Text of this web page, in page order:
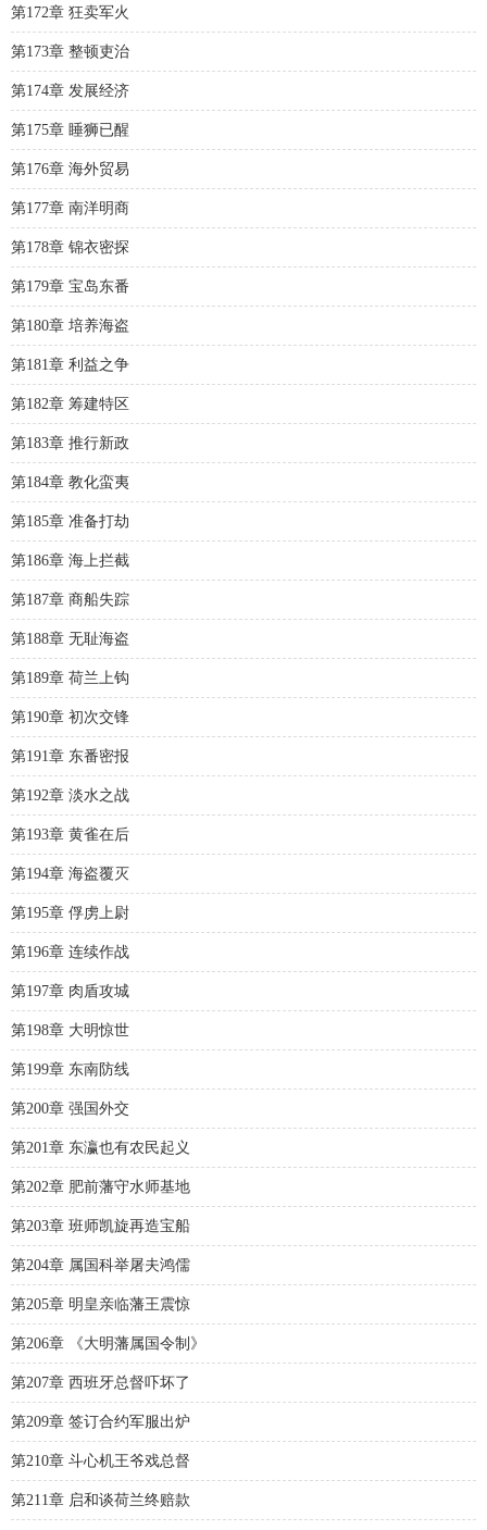
第172章 狂卖军火
第173章 整顿吏治
第174章 发展经济
第175章 睡狮已醒
第176章 海外贸易
第177章 南洋明商
第178章 锦衣密探
第179章 宝岛东番
第180章 培养海盗
第181章 利益之争
第182章 筹建特区
第183章 推行新政
第184章 教化蛮夷
第185章 准备打劫
第186章 海上拦截
第187章 商船失踪
第188章 无耻海盗
第189章 荷兰上钩
第190章 初次交锋
第191章 东番密报
第192章 淡水之战
第193章 黄雀在后
第194章 海盗覆灭
第195章 俘虏上尉
第196章 连续作战
第197章 肉盾攻城
第198章 大明惊世
第199章 东南防线
第200章 强国外交
第201章 东瀛也有农民起义
第202章 肥前藩守水师基地
第203章 班师凯旋再造宝船
第204章 属国科举屠夫鸿儒
第205章 明皇亲临藩王震惊
第206章 《大明藩属国令制》
第207章 西班牙总督吓坏了
第209章 签订合约军服出炉
第210章 斗心机王爷戏总督
第211章 启和谈荷兰终赔款